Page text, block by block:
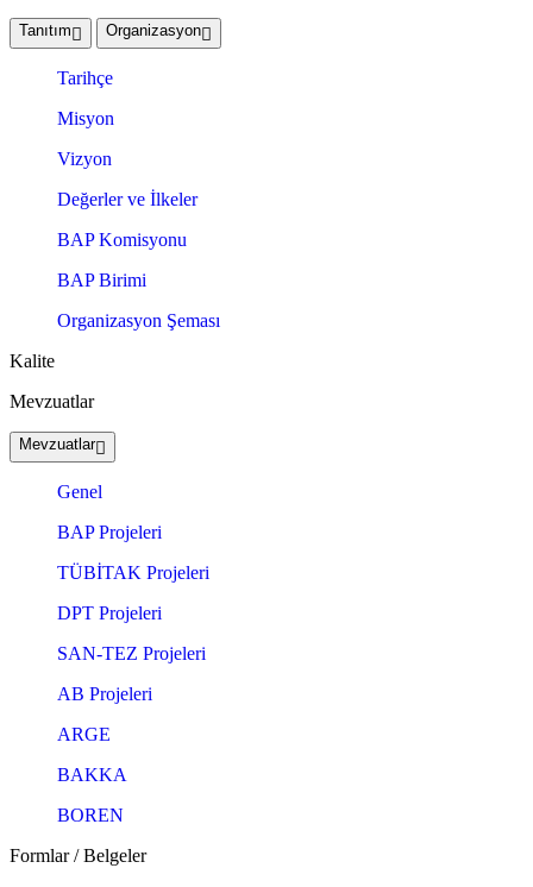
Tanıtım Organizasyon
Tarihçe
Misyon
Vizyon
Değerler ve İlkeler
BAP Komisyonu
BAP Birimi
Organizasyon Şeması
Kalite
Mevzuatlar
Mevzuatlar
Genel
BAP Projeleri
TÜBİTAK Projeleri
DPT Projeleri
SAN-TEZ Projeleri
AB Projeleri
ARGE
BAKKA
BOREN
Formlar / Belgeler